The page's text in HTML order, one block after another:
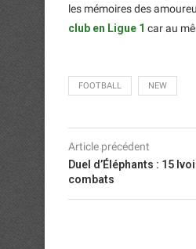
les mémoires des
club en Ligue 1 car au
FOOTBALL NEW
Article précédent
Duel d’Éléphants : 15
combats